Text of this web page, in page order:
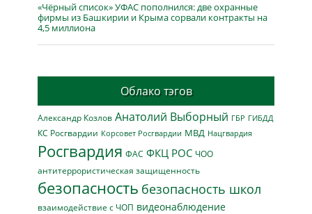
«Чёрный список» УФАС пополнился: две охранные
фирмы из Башкирии и Крыма сорвали контракты на
4,5 миллиона
Облако тэгов
Александр Козлов Анатолий Выборный ГБР ГИБДД
КС Росгвардии Корсовет Росгвардии МВД Нацгвардия
Росгвардия ФАС ФКЦ РОС ЧОО
антитеррористическая защищенность
безопасность безопасность школ
взаимодействие с ЧОП видеонаблюдение